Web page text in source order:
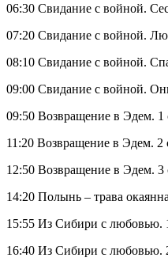
06:30 Свидание с войной.
07:20 Свидание с войной.
08:10 Свидание с войной.
09:00 Свидание с войной.
09:50 Возвращение в Эдем. 1
11:20 Возвращение в Эдем. 2
12:50 Возвращение в Эдем. 3
14:20 Полынь – трава
15:55 Из Сибири с любовью.
16:40 Из Сибири с любовью.